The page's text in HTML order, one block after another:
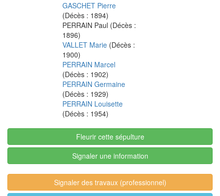
GASCHET Pierre
(Décès : 1894)
PERRAIN Paul (Décès :
1896)
VALLET Marie (Décès :
1900)
PERRAIN Marcel
(Décès : 1902)
PERRAIN Germaine
(Décès : 1929)
PERRAIN Louisette
(Décès : 1954)
Fleurir cette sépulture
Signaler une information
Signaler des travaux (professionnel)